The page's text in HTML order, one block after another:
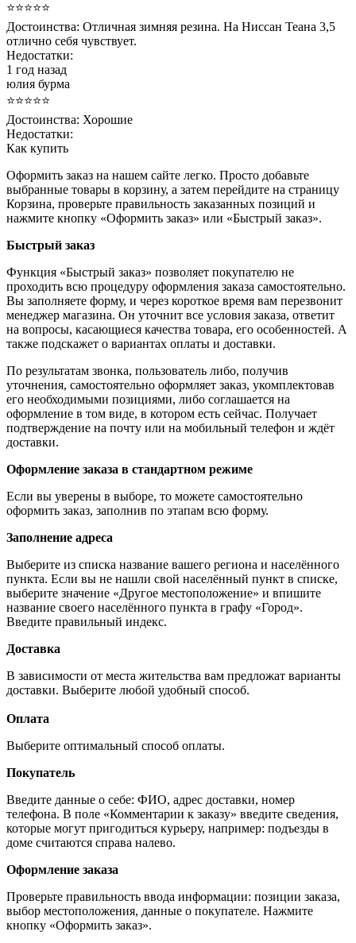
⭐⭐⭐⭐⭐
Достоинства: Отличная зимняя резина. На Ниссан Теана 3,5
отлично себя чувствует.
Недостатки:
1 год назад
юлия бурма
⭐⭐⭐⭐⭐
Достоинства: Хорошие
Недостатки:
Как купить
Оформить заказ на нашем сайте легко. Просто добавьте
выбранные товары в корзину, а затем перейдите на страницу
Корзина, проверьте правильность заказанных позиций и
нажмите кнопку «Оформить заказ» или «Быстрый заказ».
Быстрый заказ
Функция «Быстрый заказ» позволяет покупателю не
проходить всю процедуру оформления заказа самостоятельно.
Вы заполняете форму, и через короткое время вам перезвонит
менеджер магазина. Он уточнит все условия заказа, ответит
на вопросы, касающиеся качества товара, его особенностей. А
также подскажет о вариантах оплаты и доставки.
По результатам звонка, пользователь либо, получив
уточнения, самостоятельно оформляет заказ, укомплектовав
его необходимыми позициями, либо соглашается на
оформление в том виде, в котором есть сейчас. Получает
подтверждение на почту или на мобильный телефон и ждёт
доставки.
Оформление заказа в стандартном режиме
Если вы уверены в выборе, то можете самостоятельно
оформить заказ, заполнив по этапам всю форму.
Заполнение адреса
Выберите из списка название вашего региона и населённого
пункта. Если вы не нашли свой населённый пункт в списке,
выберите значение «Другое местоположение» и впишите
название своего населённого пункта в графу «Город».
Введите правильный индекс.
Доставка
В зависимости от места жительства вам предложат варианты
доставки. Выберите любой удобный способ.
Оплата
Выберите оптимальный способ оплаты.
Покупатель
Введите данные о себе: ФИО, адрес доставки, номер
телефона. В поле «Комментарии к заказу» введите сведения,
которые могут пригодиться курьеру, например: подъезды в
доме считаются справа налево.
Оформление заказа
Проверьте правильность ввода информации: позиции заказа,
выбор местоположения, данные о покупателе. Нажмите
кнопку «Оформить заказ».